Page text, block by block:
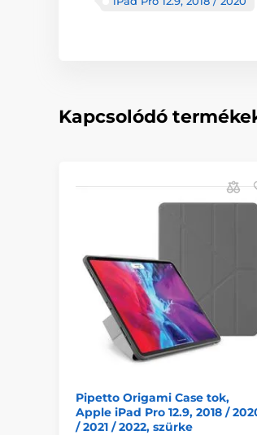
Kapcsolódó
Pipetto Origami Case tok,
Apple iPad Pro 12.9, 2018 /
/ 2021 / 2022, szürke